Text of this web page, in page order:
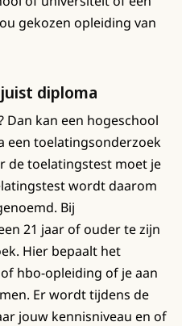
gekozen opleiding van
diploma
Dan kan een hogeschool
een toelatingsonderzoek
de toelatingstest moet je
wordt daarom
Bij
21 jaar of ouder te zijn
Hier bepaalt het
hbo-opleiding of je aan
Er wordt tijdens de
jouw kennisniveau en of